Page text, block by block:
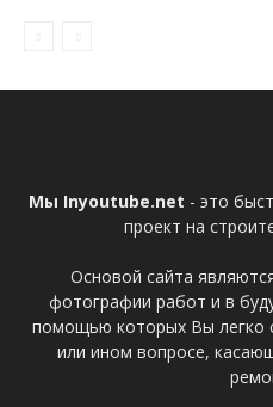
Мы Inyoutube.net - это
проект на
Основой сайта
фотографии работ и в
помощью которых Вы легко
или ином вопросе,